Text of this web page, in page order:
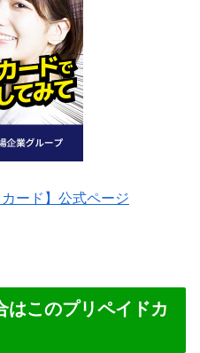
ード】公式ページ
はこのプリペイドカ